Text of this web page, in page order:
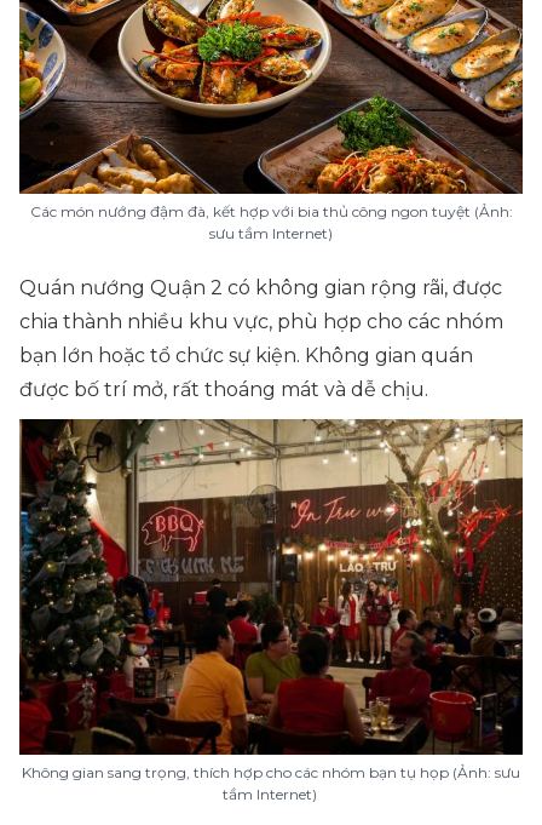
Các món nướng đậm đà, kết hợp với bia thủ công ngon tuyệt (Ảnh:
sưu tầm Internet)
Quán nướng Quận 2 có không gian rộng rãi, được
chia thành nhiều khu vực, phù hợp cho các nhóm
bạn lớn hoặc tổ chức sự kiện. Không gian quán
được bố trí mở, rất thoáng mát và dễ chịu.
Không gian sang trọng, thích hợp cho các nhóm bạn tụ họp (Ảnh: sưu
tầm Internet)